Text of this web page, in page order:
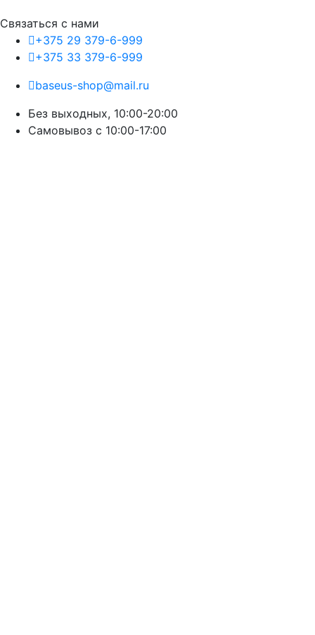
Связаться с нами
+375 29 379-6-999
+375 33 379-6-999
baseus-shop@mail.ru
Без выходных, 10:00-20:00
Cамовывоз с 10:00-17:00